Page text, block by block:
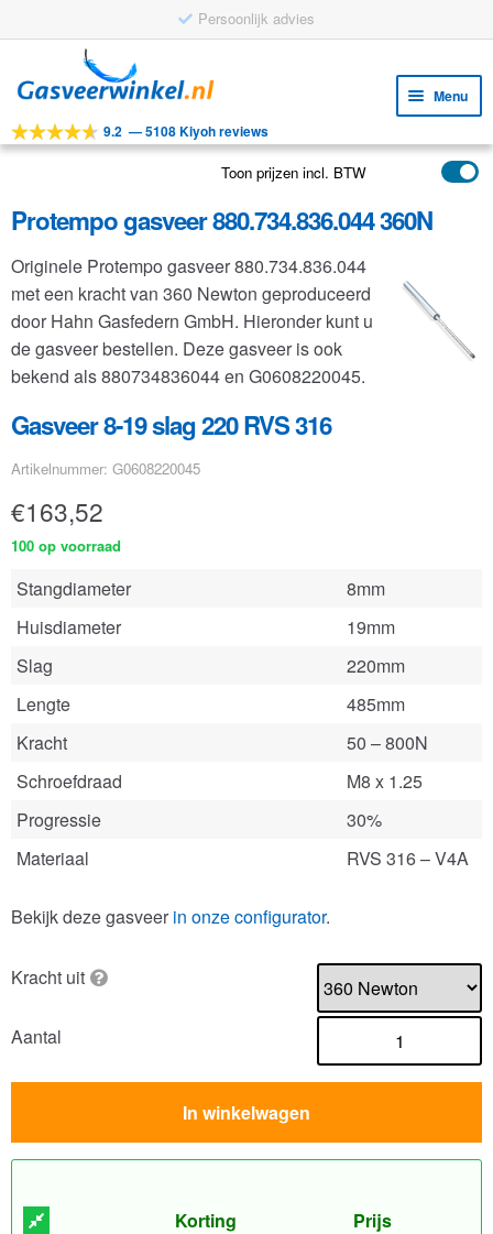
Persoonlijk advies
door
navigatie
naar
inhoud
Menu
Tools
Toepassingen
Klantenservice
FAQ
9.2 —5108 Kiyoh reviews
Toon prijzen incl. BTW
Protempo gasveer 880.734.836.044 360N
Originele Protempo gasveer 880.734.836.044
met een kracht van 360 Newton geproduceerd
door Hahn Gasfedern GmbH. Hieronder kunt u
de gasveer bestellen. Deze gasveer is ook
bekend als 880734836044 en G0608220045.
Gasveer 8-19 slag 220 RVS 316
Artikelnummer: G0608220045
€163,52
100 op voorraad
Stangdiameter
8mm
Huisdiameter
19mm
Slag
220mm
Lengte
485mm
Kracht
50 – 800N
Schroefdraad
M8 x 1.25
Progressie
30%
Materiaal
RVS 316 – V4A
Bekijk deze gasveer in onze configurator.
Kracht uit
Aantal
In winkelwagen
Korting Prijs